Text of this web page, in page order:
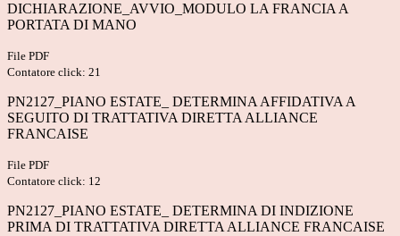
DICHIARAZIONE_AVVIO_MODULO LA FRANCIA A
PORTATA DI MANO
File PDF
Contatore click: 21
PN2127_PIANO ESTATE_ DETERMINA AFFIDATIVA A
SEGUITO DI TRATTATIVA DIRETTA ALLIANCE
FRANCAISE
File PDF
Contatore click: 12
PN2127_PIANO ESTATE_ DETERMINA DI INDIZIONE
PRIMA DI TRATTATIVA DIRETTA ALLIANCE FRANCAISE